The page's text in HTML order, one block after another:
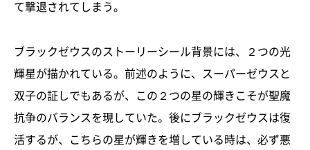
て撃退されてしまう。
ブラックゼウスのストーリーシール背景には、２つの光
輝星が描かれている。前述のように、スーパーゼウスと
双子の証しでもあるが、この２つの星の輝きこそが聖魔
抗争のバランスを現していた。後にブラックゼウスは復
活するが、こちらの星が輝きを増している時は、必ず悪